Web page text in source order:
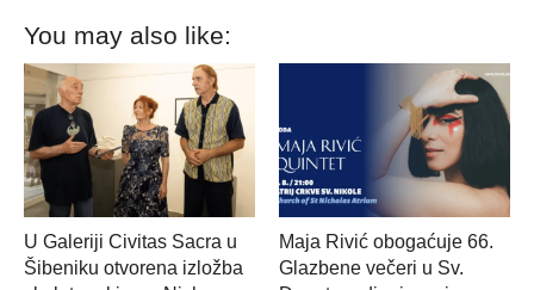
You may also like:
U Galeriji Civitas Sacra u
Šibeniku otvorena izložba
Maja Rivić obogaćuje 66.
Glazbene večeri u Sv.